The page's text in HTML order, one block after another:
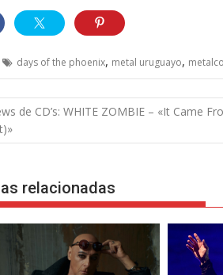
days of the phoenix, metal uruguayo,
de CD’s: WHITE ZOMBIE – «It Came
relacionadas